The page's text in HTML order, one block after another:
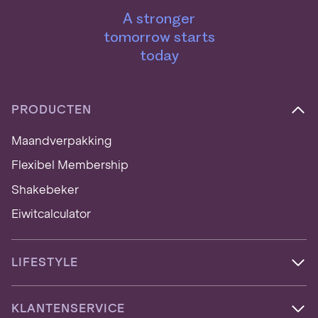
A stronger
tomorrow starts
today
PRODUCTEN
Maandverpakking
Flexibel Membership
Shakebeker
Eiwitcalculator
LIFESTYLE
KLANTENSERVICE